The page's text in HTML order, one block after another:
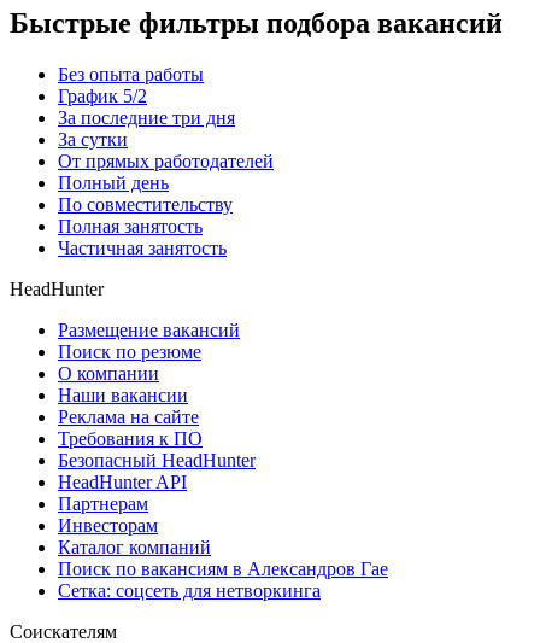
Быстрые фильтры подбора вакансий
Без опыта работы
График 5/2
За последние три дня
За сутки
От прямых работодателей
Полный день
По совместительству
Полная занятость
Частичная занятость
HeadHunter
Размещение вакансий
Поиск по резюме
О компании
Наши вакансии
Реклама на сайте
Требования к ПО
Безопасный HeadHunter
HeadHunter API
Партнерам
Инвесторам
Каталог компаний
Поиск по вакансиям в Александров Гае
Сетка: соцсеть для нетворкинга
Соискателям